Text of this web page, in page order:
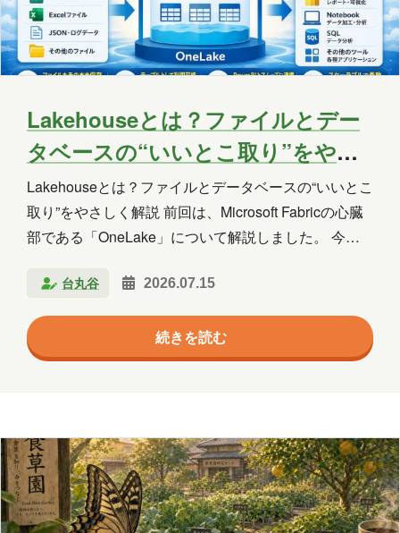
2025年5月 2025年4月
2025年3月
2025年2月
2025年1月
2024年12月
2024年8月
2024年7月
2024年6月
2024年2月
2024年1月
2023年12月
2023年6月
2022年9月
2018年5月
2018年3月
2018年2月
2018年1月
2017年12月
2017年11月
Lakehouseとは？ファイルとデー
タベースの“いいとこ取り”をやさ
しく解説
Lakehouseとは？ファイルとデータベースの“いいとこ
取り”をやさしく解説 前回は、Microsoft Fabricの心臓
部である「OneLake」について解説しました。 今回
Lakehouse（レイクハウス） について紹介します。
Lakehouseは、Microsoft Fabricを学び始めると必ず目
にする重要な機能です。 しかし、 Lakehouseとは何
なのか データレイクと何が違うのか なぜFabricで重要
く解説しま…
台丸谷 2026.07.15
続きを読む